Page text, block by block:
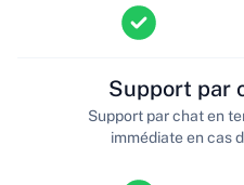
Support par
Support par chat en
immédiate en cas